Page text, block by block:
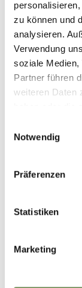
zu können und
analysieren.
Verwendung
soziale Medien,
Partner führen
weiteren Daten
Notwendig
Präferenzen
Statistiken
Marketing
Im Passeiertal liegt